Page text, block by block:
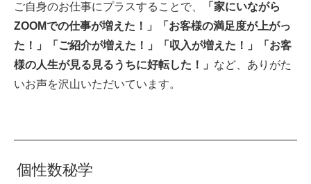
ご自身のお仕事にプラスすることで、
「家にいながら
ZOOMでの仕事が増えた！」「お客様の満足度が上がっ
た！」「ご紹介が増えた！」「収入が増えた！」「お客
様の人生が見る見るうちに好転した！」 など、ありがた
いお声を沢山いただいています。
個性数秘学